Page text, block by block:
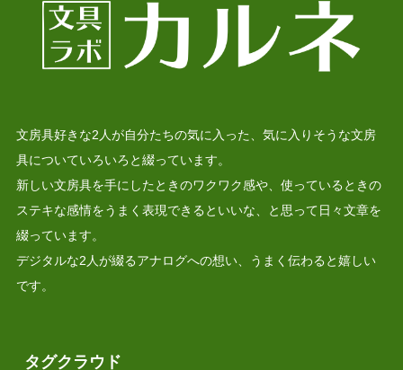
文房具好きな2人が自分たちの気に入った、気に入りそうな文房
具についていろいろと綴っています。
新しい文房具を手にしたときのワクワク感や、使っているときの
ステキな感情をうまく表現できるといいな、と思って日々文章を
綴っています。
デジタルな2人が綴るアナログへの想い、うまく伝わると嬉しい
です。
タグクラウド